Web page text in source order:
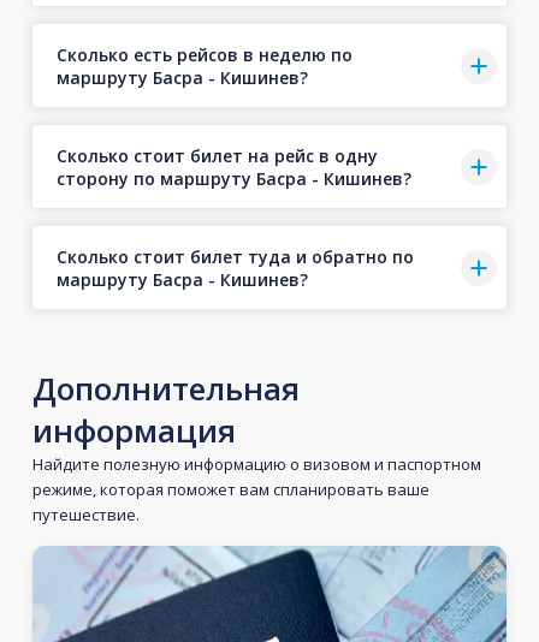
Сколько есть рейсов в неделю по
маршруту Басра - Кишинев?
Сколько стоит билет на рейс в одну
сторону по маршруту Басра - Кишинев?
Сколько стоит билет туда и обратно по
маршруту Басра - Кишинев?
Дополнительная
информация
Найдите полезную информацию о визовом и паспортном
режиме, которая поможет вам спланировать ваше
путешествие.